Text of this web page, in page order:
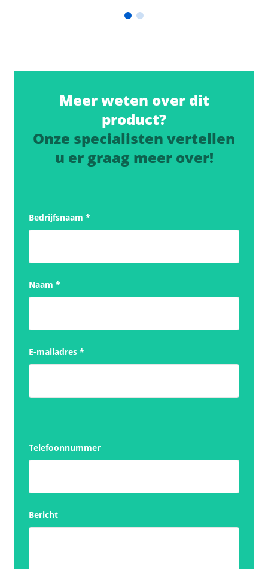
Meer weten over dit
product?
Onze specialisten vertellen
u er graag meer over!
Bedrijfsnaam *
Naam *
E-mailadres *
Telefoonnummer
Bericht